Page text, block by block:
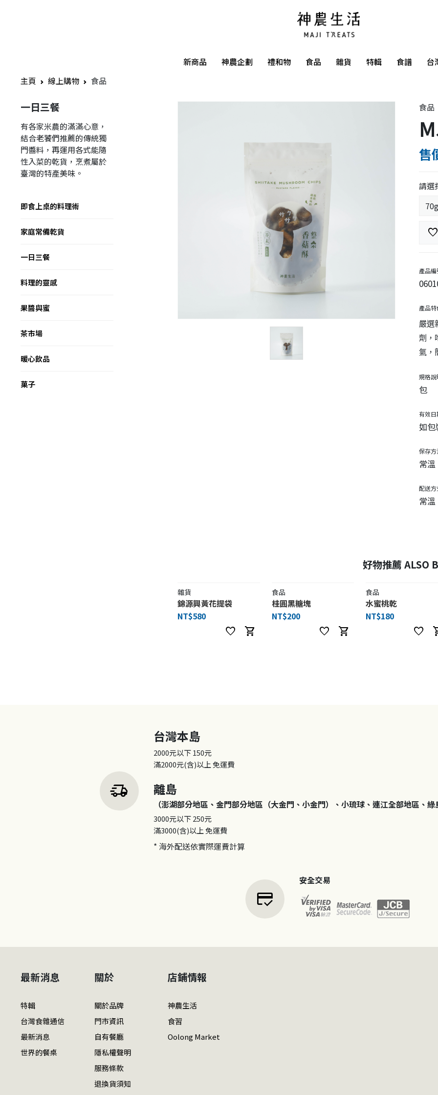
新商品 神農企劃 禮和物 食品 雜貨 特輯 食譜
台
主頁
線上購物 食品
一日三餐
有各家米農的滿滿心意，
結合老饕們推薦的傳統獨
門醬料，再運用各式能隨
性入菜的乾貨，烹煮屬於
臺灣的特產美味。
即食上桌的料理術
家庭常備乾貨
一日三餐
料理的靈感
果醬與蜜
茶市場
暖心飲品
菓子
食品
售
請選
產品編
產品特
嚴選
劑，
氣，
規格說
包
有效
如
保存方
常
配送方
常溫
好物推薦 ALSO
雜貨
錦源興黃花提袋
NT$580
favorite shopping_cart
食品
桂圓黑糖塊
NT$200
favorite shopping_cart
食品
水蜜桃乾
NT$180
favorite
delivery_truck_speed
台灣本島
2000元以下150元
滿2000元(含)以上免運費
離島
（澎湖部分地區、金門部分地區（大金門、小金門）、小琉球、連江全部地區、綠
3000元以下250元
滿3000(含)以上免運費
* 海外配送依實際運費計算
credit_score
安全交易
最新消息
特輯
台灣食雜通信
最新消息
世界的餐桌
關於
關於品牌
門市資訊
自有餐廳
隱私權聲明
服務條款
退換貨須知
店鋪情報
神農生活
食習
Oolong Market